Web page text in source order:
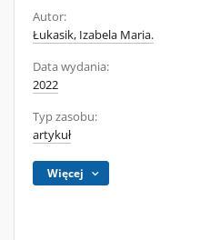
Autor:
Łukasik, Izabela Maria.
Data wydania:
2022
Typ zasobu:
artykuł
Więcej